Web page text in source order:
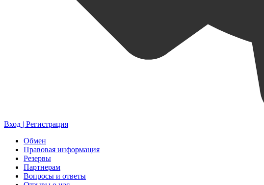
Вход | Регистрация
Обмен
Правовая информация
Резервы
Партнерам
Вопросы и ответы